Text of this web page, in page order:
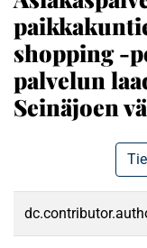
shopping -
palvelun
Seinäjoen